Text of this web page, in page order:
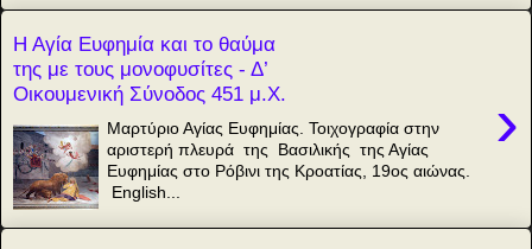
Η Αγία Ευφημία και το θαύμα
της με τους μονοφυσίτες - Δ’
Οικουμενική Σύνοδος 451 μ.Χ.
›
Μαρτύριο Αγίας Ευφημίας. Τοιχογραφία στην
αριστερή πλευρά της Βασιλικής της Αγίας
Ευφημίας στο Ρόβινι της Κροατίας, 19ος αιώνας.
English...